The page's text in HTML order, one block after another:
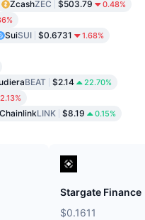
ZcashZEC $503.79 0.48%
SuiSUI $0.6731 1.68%
BEAT $2.14 22.70%
2.13%
ChainlinkLINK $8.19 0.15%
Stargate Finance
$0.1611